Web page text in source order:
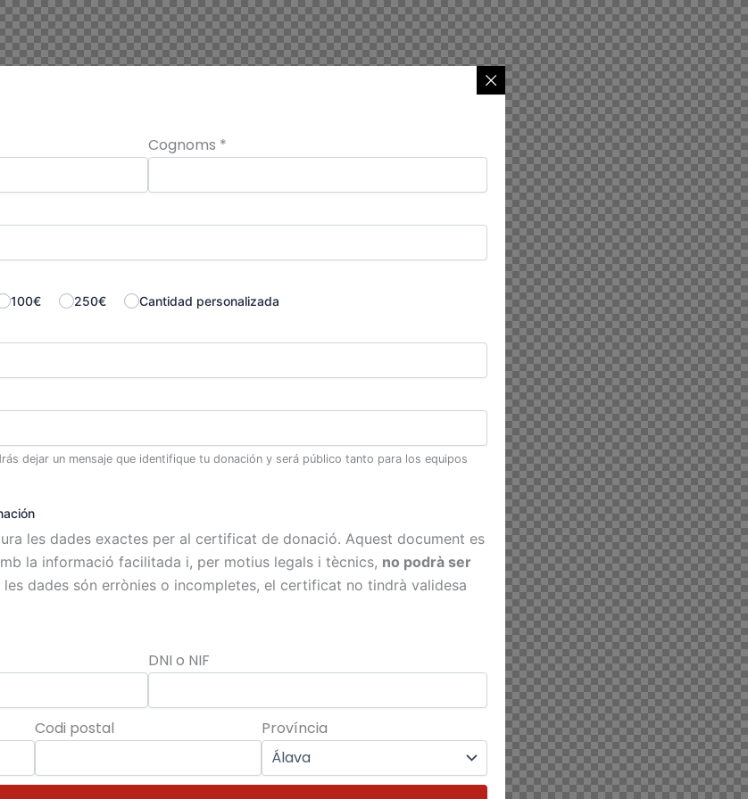
Cognoms *
100€ 250€ Cantidad personalizada
dejar un mensaje que identifique tu donación y será público tanto para los equipos
les dades exactes per al certificat de donació. Aquest document es
la informació facilitada i, per motius legals i tècnics, no podrà ser
les dades són errònies o incompletes, el certificat no tindrà validesa
DNI o NIF
Codi postal Província